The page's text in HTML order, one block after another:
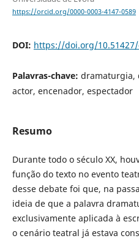
https://orcid.org/0000-0003-4147-0589
DOI: https://doi.org/10.51427/
Palavras-chave: dramaturgia,
actor, encenador, espectador
Resumo
Durante todo o século XX,
função do texto no evento
desse debate foi que, na
ideia de que a palavra
exclusivamente aplicada à
o cenário teatral já estava